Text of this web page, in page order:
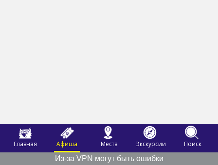
Главная Афиша Места Экскурсии
Поиск
Из-за VPN могут быть ошибки